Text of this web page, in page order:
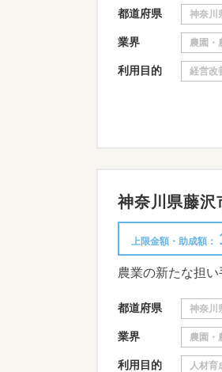
都道府県 神奈川
業界 農園・
利用目的 経営改
神奈川県藤沢
上限金額・助成額：
都道府県 神奈川
業界 農園・
利用目的 人材育